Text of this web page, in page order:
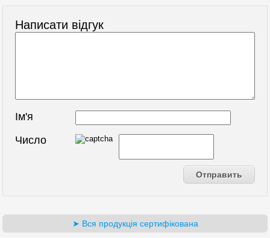
Написати відгук
Ім'я
Число
➤ Вся продукція сертифікована